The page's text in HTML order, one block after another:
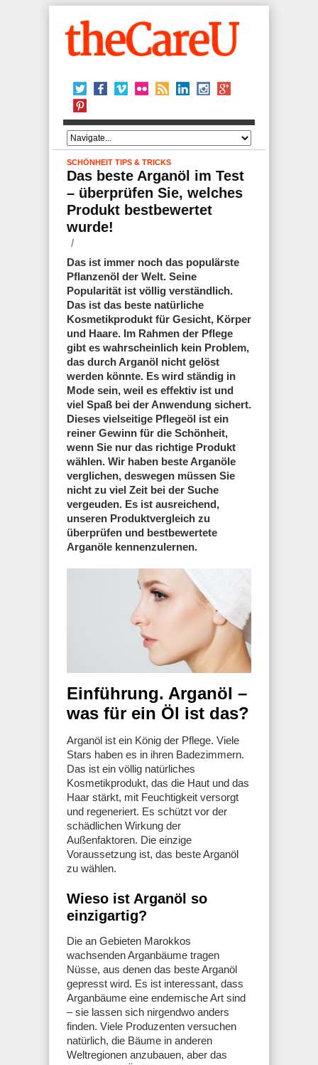
SCHÖNHEIT TIPS & TRICKS
Das beste Arganöl im Test
– überprüfen Sie, welches
Produkt bestbewertet
wurde!
Das ist immer noch das populärste
Pflanzenöl der Welt. Seine
Popularität ist völlig verständlich.
Das ist das beste natürliche
Kosmetikprodukt für Gesicht, Körper
und Haare. Im Rahmen der Pflege
gibt es wahrscheinlich kein Problem,
das durch Arganöl nicht gelöst
werden könnte. Es wird ständig in
Mode sein, weil es effektiv ist und
viel Spaß bei der Anwendung sichert.
Dieses vielseitige Pflegeöl ist ein
reiner Gewinn für die Schönheit,
wenn Sie nur das richtige Produkt
wählen. Wir haben beste Arganöle
verglichen, deswegen müssen Sie
nicht zu viel Zeit bei der Suche
vergeuden. Es ist ausreichend,
unseren Produktvergleich zu
überprüfen und bestbewertete
Arganöle kennenzulernen.
Einführung. Arganöl –
was für ein Öl ist das?
Arganöl ist ein König der Pflege. Viele
Stars haben es in ihren Badezimmern.
Das ist ein völlig natürliches
Kosmetikprodukt, das die Haut und das
Haar stärkt, mit Feuchtigkeit versorgt
und regeneriert. Es schützt vor der
schädlichen Wirkung der
Außenfaktoren. Die einzige
Voraussetzung ist, das beste Arganöl
zu wählen.
Wieso ist Arganöl so
einzigartig?
Die an Gebieten Marokkos
wachsenden Arganbäume tragen
Nüsse, aus denen das beste Arganöl
gepresst wird. Es ist interessant, dass
Arganbäume eine endemische Art sind
– sie lassen sich nirgendwo anders
finden. Viele Produzenten versuchen
natürlich, die Bäume in anderen
Weltregionen anzubauen, aber das